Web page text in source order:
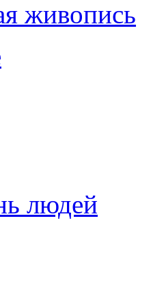
живопись
людей